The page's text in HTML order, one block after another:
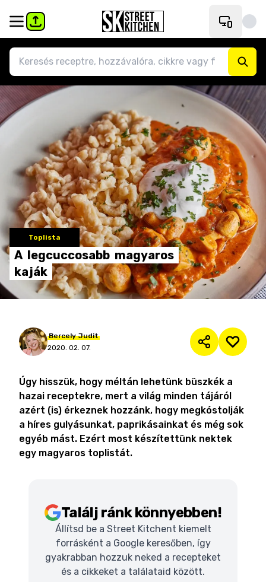
Toplista
A legcuccosabb magyaros
kaják
Bercely Judit
2020. 02. 07.
Úgy hisszük, hogy méltán lehetünk büszkék a
hazai receptekre, mert a világ minden tájáról
azért (is) érkeznek hozzánk, hogy megkóstolják
a híres gulyásunkat, paprikásainkat és még sok
egyéb mást. Ezért most készítettünk nektek
egy magyaros toplistát.
Találj ránk könnyebben!
Állítsd be a Street Kitchent kiemelt
forrásként a Google keresőben, így
gyakrabban hozzuk neked a recepteket
és a cikkeket a találataid között.